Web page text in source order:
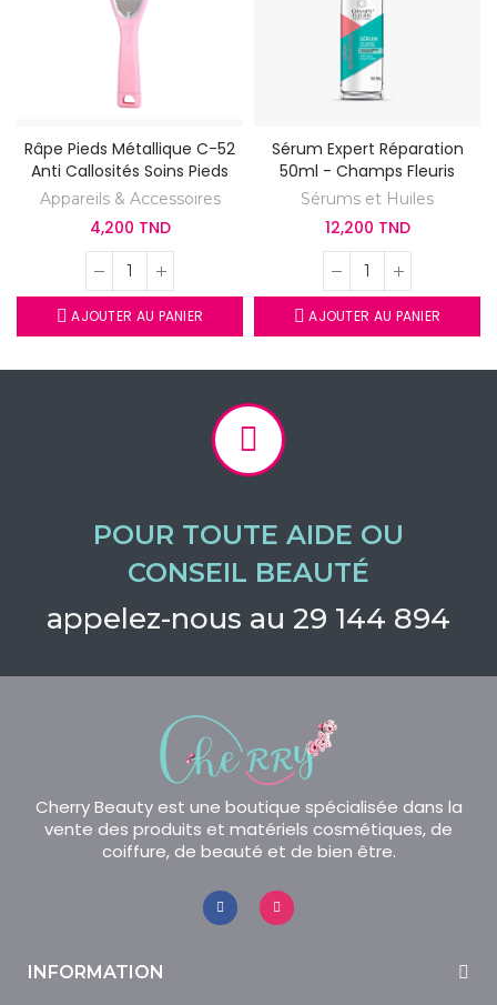
Râpe Pieds Métallique C-52
Anti Callosités Soins Pieds
Appareils & Accessoires
4,200 TND
AJOUTER AU PANIER
Sérum Expert Réparation
50ml - Champs Fleuris
Sérums et Huiles
12,200 TND
AJOUTER AU PANIER
POUR TOUTE AIDE OU
CONSEIL BEAUTÉ
appelez-nous au 29 144 894
Cherry Beauty est une boutique spécialisée dans la
vente des produits et matériels cosmétiques, de
coiffure, de beauté et de bien être.
INFORMATION